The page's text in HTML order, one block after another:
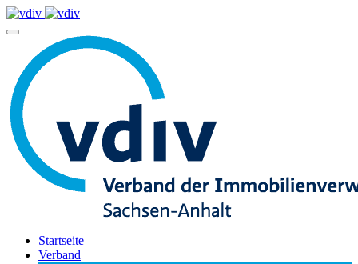
Startseite
Verband